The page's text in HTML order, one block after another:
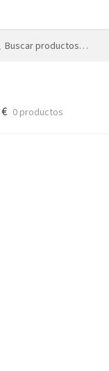
€ 0 productos